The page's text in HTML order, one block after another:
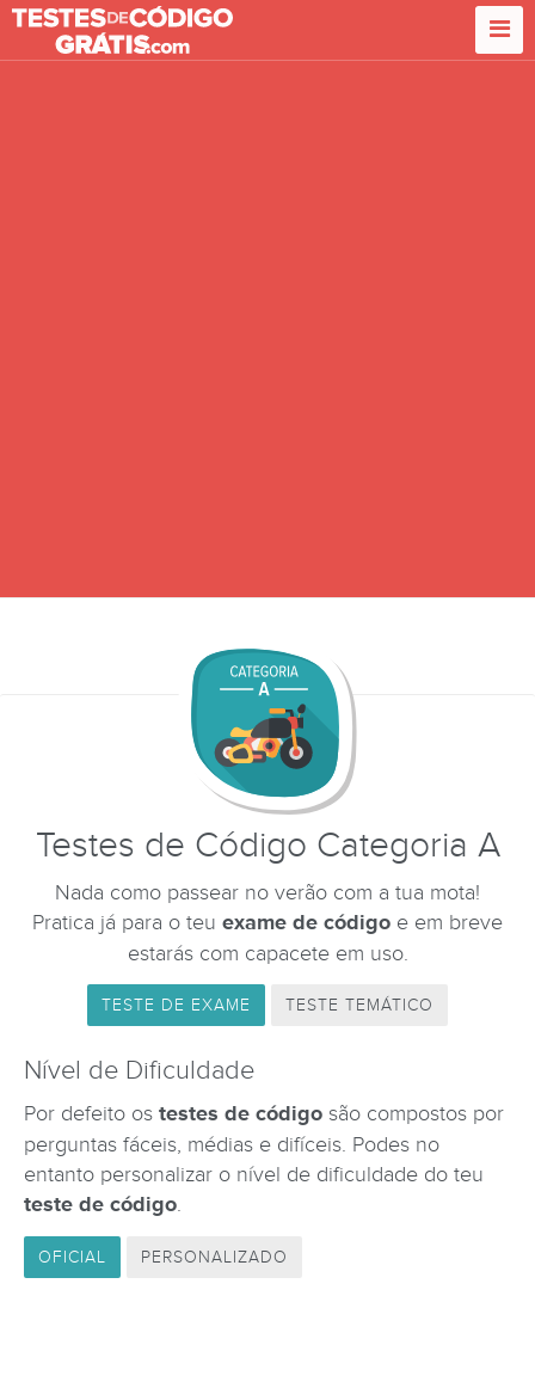
Testes de Código Categoria A
Nada como passear no verão com a tua mota!
Pratica já para o teu exame de código e em breve
estarás com capacete em uso.
TESTE DE EXAME TESTE TEMÁTICO
Nível de Dificuldade
Por defeito os testes de código são compostos por
perguntas fáceis, médias e difíceis. Podes no
entanto personalizar o nível de dificuldade do teu
teste de código.
OFICIAL PERSONALIZADO